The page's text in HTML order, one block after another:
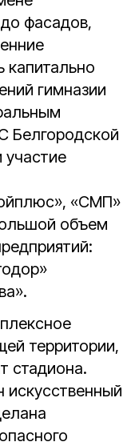
фасадов,
гимназии
Белгородской
участие
«СМП»
объем
территории,
стадиона.